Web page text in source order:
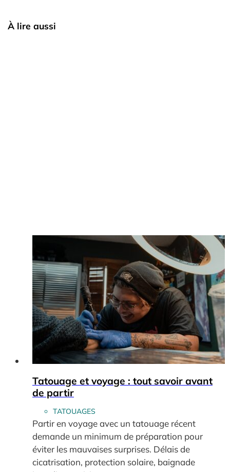
À lire aussi
Tatouage et voyage : tout savoir avant
de partir
TATOUAGES
Partir en voyage avec un tatouage récent
demande un minimum de préparation pour
éviter les mauvaises surprises. Délais de
cicatrisation, protection solaire, baignade